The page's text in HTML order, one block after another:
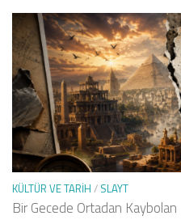
KÜLTÜR VE TARIH / SLAYT
Bir Gecede Ortadan